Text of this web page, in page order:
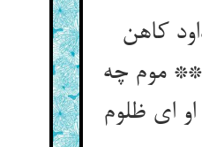
کاهن
موم چه
ای ظلوم‏